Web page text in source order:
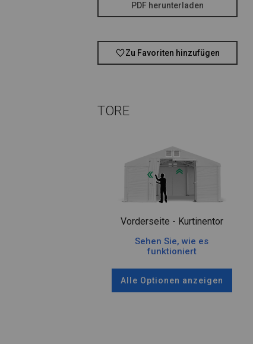
PDF herunterladen
Zu Favoriten hinzufügen
TORE
Vorderseite - Kurtinentor
Sehen Sie, wie es
funktioniert
Alle Optionen anzeigen